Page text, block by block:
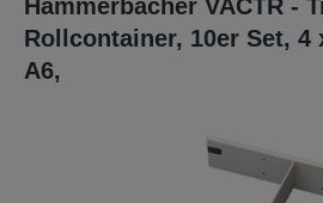
Hammerbacher VACTR -
Rollcontainer, 10er Set, 4
A6,